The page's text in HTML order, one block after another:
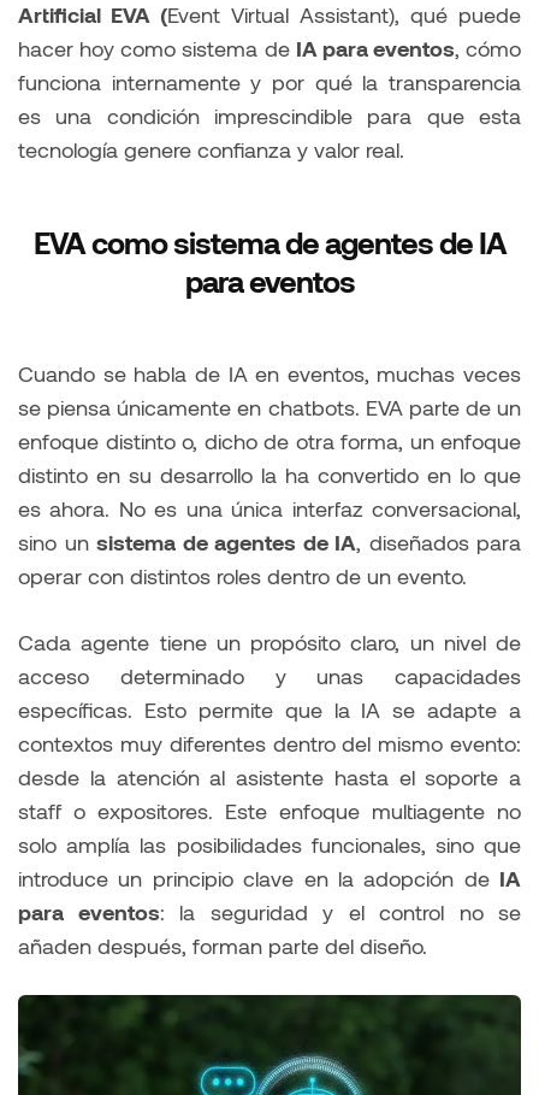
Artificial EVA (Event Virtual Assistant), qué puede
hacer hoy como sistema de IA para eventos, cómo
funciona internamente y por qué la transparencia
es una condición imprescindible para que esta
tecnología genere confianza y valor real.
EVA como sistema de agentes de IA
para eventos
Cuando se habla de IA en eventos, muchas veces
se piensa únicamente en chatbots. EVA parte de un
enfoque distinto o, dicho de otra forma, un enfoque
distinto en su desarrollo la ha convertido en lo que
es ahora. No es una única interfaz conversacional,
sino un sistema de agentes de IA, diseñados para
operar con distintos roles dentro de un evento.
Cada agente tiene un propósito claro, un nivel de
acceso determinado y unas capacidades
específicas. Esto permite que la IA se adapte a
contextos muy diferentes dentro del mismo evento:
desde la atención al asistente hasta el soporte a
staff o expositores. Este enfoque multiagente no
solo amplía las posibilidades funcionales, sino que
introduce un principio clave en la adopción de IA
para eventos: la seguridad y el control no se
añaden después, forman parte del diseño.